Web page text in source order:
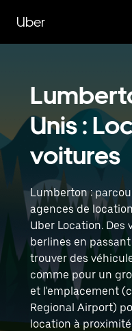
contenu
principal
Uber
Unis :
voitures
Lumberton :
agences de
Uber Location.
berlines en
trouver des
comme pour un
et l'emplacement
Regional Airport)
location à